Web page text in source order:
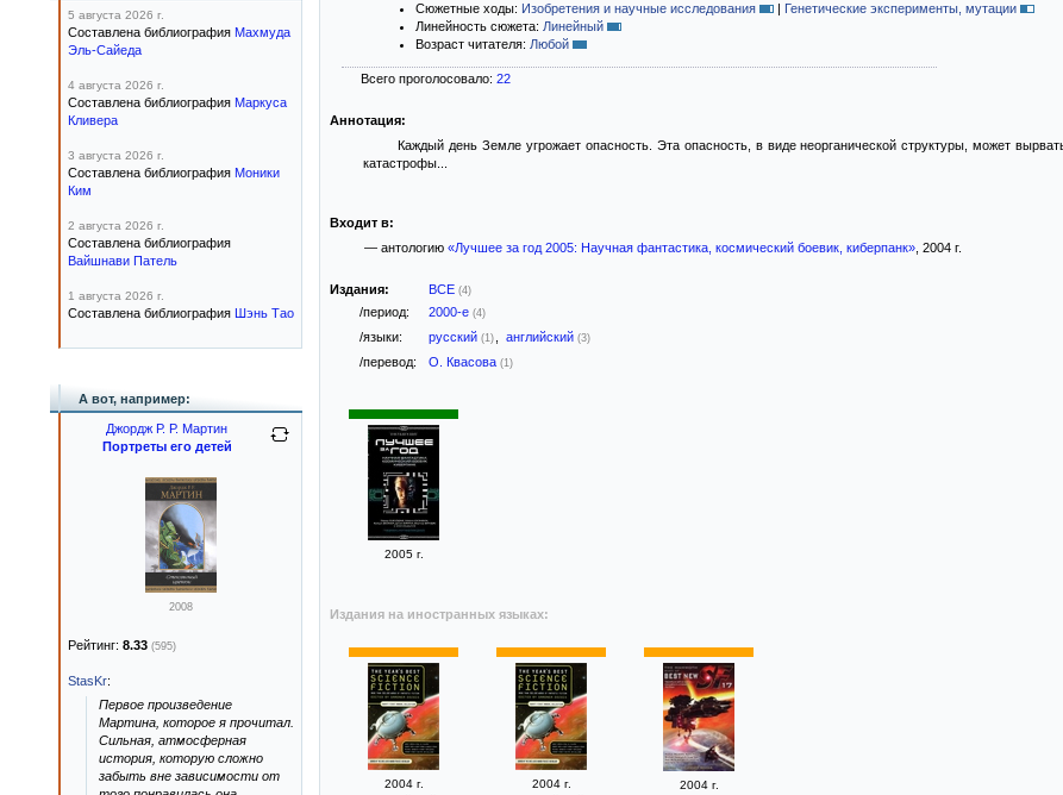
Сюжетные ходы: Изобретения и научные исследования | Генетические эксперименты, мутации
Линейность сюжета: Линейный
Возраст читателя: Любой
Всего проголосовало: 22
Аннотация:
Каждый день Земле угрожает опасность. Эта опасность, в виде неорганической структуры, может
катастрофы...
Входит в:
— антологию «Лучшее за год 2005: Научная фантастика, космический боевик, киберпанк», 2004 г.
Издания: ВСЕ (4)
/период: 2000-е (4)
/языки: русский (1) английский (3)
/перевод: О. Квасова (1)
2005 г.
Издания на иностранных языках:
2004 г.
2004 г.
2004 г.
5 августа 2026 г.
Составлена библиография Махмуда
Эль-Сайеда
4 августа 2026 г.
Составлена библиография Маркуса
Кливера
3 августа 2026 г.
Составлена библиография Моники
Ким
2 августа 2026 г.
Составлена библиография
Вайшнави Патель
1 августа 2026 г.
Составлена библиография Шэнь Тао
А вот, например:
Джордж Р. Р. Мартин
Портреты его детей
2008
Рейтинг: 8.33 (595)
StasKr:
Первое произведение
Мартина, которое я прочитал.
Сильная, атмосферная
история, которую сложно
забыть вне зависимости от